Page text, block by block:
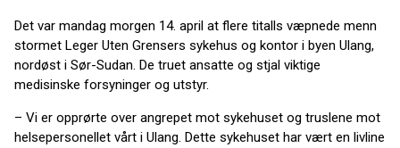
Det var mandag morgen 14. april at flere titalls væpnede menn
stormet Leger Uten Grensers sykehus og kontor i byen Ulang,
nordøst i Sør-Sudan. De truet ansatte og stjal viktige
medisinske forsyninger og utstyr.
– Vi er opprørte over angrepet mot sykehuset og truslene mot
helsepersonellet vårt i Ulang. Dette sykehuset har vært en livline